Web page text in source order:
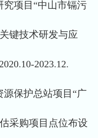
项目“中山市镉污
键技术研发与应
2023.12.
保护总站项目“广
采购项目点位布设